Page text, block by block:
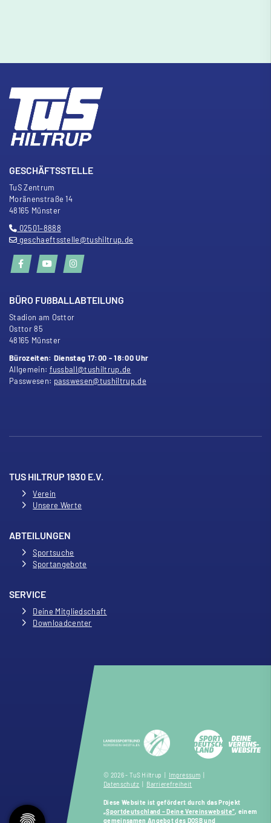
GESCHÄFTSSTELLE
TuS Zentrum
Moränenstraße 14
48165 Münster
02501–8888
geschaeftsstelle@tushiltrup.de
BÜRO FUßBALLABTEILUNG
Stadion am Osttor
Osttor 85
48165 Münster
Bürozeiten: Dienstag 17:00 - 18:00 Uhr
Allgemein: fussball@tushiltrup.de
Passwesen: passwesen@tushiltrup.de
TUS HILTRUP 1930 E.V.
Verein
Unsere Werte
ABTEILUNGEN
Sportsuche
Sportangebote
SERVICE
Deine Mitgliedschaft
Downloadcenter
© 2026 - TuS Hiltrup | Impressum|
Datenschutz
Barrierefreiheit
Diese Website ist gefördert durch das Projekt
„Sportdeutschland – Deine Vereinswebsite”, einem
gemeinsamen Angebot des DOSB und